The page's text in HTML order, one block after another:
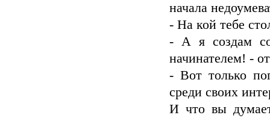
начала
- На кой тебе
- А я создам
начинателем! -
- Вот только
среди своих
И что вы